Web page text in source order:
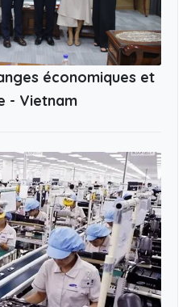
économiques et
- Vietnam